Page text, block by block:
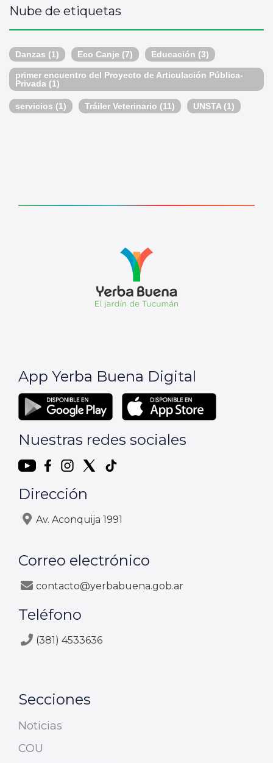
Nube de etiquetas
Danzas (1) Eco Canje (7) Educación (3)
primer encuentro del Proyecto de Articulación Pública-
Privada (1)
servicios (1) Tráiler Veterinario (11) UNSTA (1)
App Yerba Buena Digital
Nuestras redes sociales
Dirección
Av. Aconquija 1991
Correo electrónico
contacto@yerbabuena.gob.ar
Teléfono
(381) 4533636
Secciones
Noticias
COU